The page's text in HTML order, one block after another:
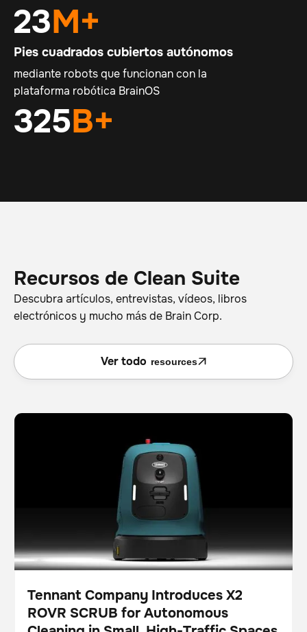
23M+
Pies cuadrados cubiertos autónomos
mediante robots que funcionan con la
plataforma robótica BrainOS
325B+
Recursos de Clean Suite
Descubra artículos, entrevistas, vídeos, libros
electrónicos y mucho más de Brain Corp.
Ver todo resources
Tennant Company Introduces X2 ROVR SCRUB for
Autonomous Cleaning in Small, High-Traffic Spaces
Fregadora
Cuidado del suelo
Pulse
Tennant Company Introduces X2
ROVR SCRUB for Autonomous